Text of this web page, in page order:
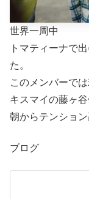
世界一周中
トマティーナで
た。
このメンバーで
キスマイの藤ヶ谷
朝からテンショ
ブログ